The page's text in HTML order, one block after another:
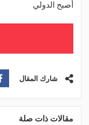
أصبح الدولي
شارك المقال
مقالات ذات صلة